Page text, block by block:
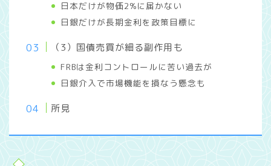
日本だけが物価2%に届かない
日銀だけが長期金利を政策目標に
（3）国債売買が細る副作用も
FRBは金利コントロールに苦い過去が
日銀介入で市場機能を損なう懸念も
所見